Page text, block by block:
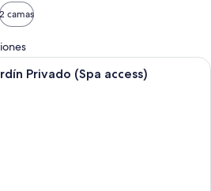
2 camas
Un jardín con una zona de estar
Privado (Spa access)